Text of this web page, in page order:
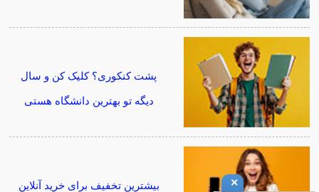
پشت کنکوری؟ کلیک کن و سال
دیگه تو بهترین دانشگاه هستی
بیشترین تخفیف برای خرید آنلاین ×